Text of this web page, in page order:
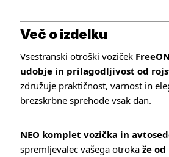
Več o izdelku
Vsestranski otroški voziček
udobje in prilagodljivost od
združuje praktičnost, varnost in
brezskrbne sprehode vsak dan.
NEO komplet vozička in
spremljevalec vašega otroka že